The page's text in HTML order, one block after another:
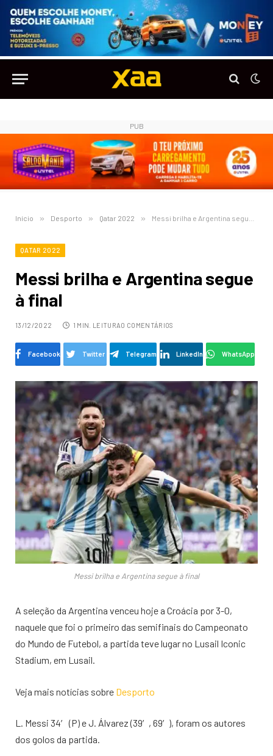
PUB
Início » Desporto » Qatar 2022 » Messi brilha e Argentina segue à final
QATAR 2022
Messi brilha e Argentina segue
à final
13/12/2022 1 MIN. LEITURA0 COMENTÁRIOS
Facebook Twitter Telegram LinkedIn WhatsApp
Messi brilha e Argentina segue à final
A seleção da Argentina venceu hoje a Croácia por 3-0,
naquele que foi o primeiro das semifinais do Campeonato
do Mundo de Futebol, a partida teve lugar no Lusail Iconic
Stadium, em Lusail.
Veja mais notícias sobre Desporto
L. Messi 34′ (P) e J. Álvarez (39′, 69′), foram os autores
dos golos da partida.